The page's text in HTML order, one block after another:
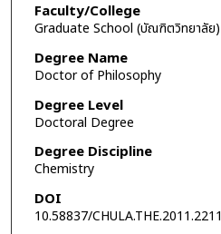
Faculty/College
Graduate School (บัณฑิตวิทยาลัย)
Degree Name
Doctor of Philosophy
Degree Level
Doctoral Degree
Degree Discipline
Chemistry
DOI
10.58837/CHULA.THE.2011.2211